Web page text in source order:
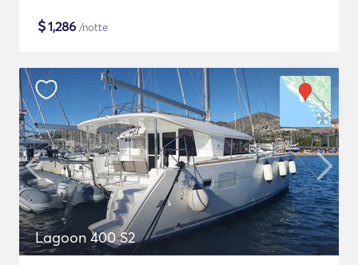
$1,286 /notte
Lagoon 400 S2